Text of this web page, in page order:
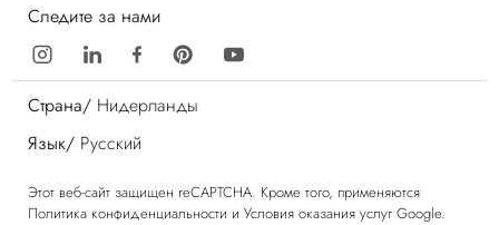
Следите за нами
Страна/ Нидерланды
Язык/ Русский
Этот веб-сайт защищен reCAPTCHA. Кроме того, применяются
Политика конфиденциальности и Условия оказания услуг Google.